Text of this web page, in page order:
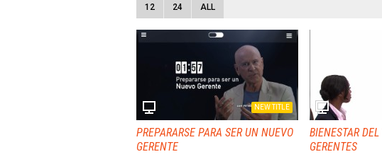
12 24 ALL
PREPARARSE PARA SER UN NUEVO
GERENTE
NEW TITLE
BIENESTAR
GERENTES